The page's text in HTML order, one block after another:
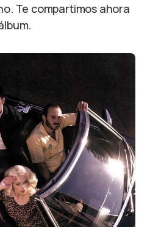
Te compartimos ahora